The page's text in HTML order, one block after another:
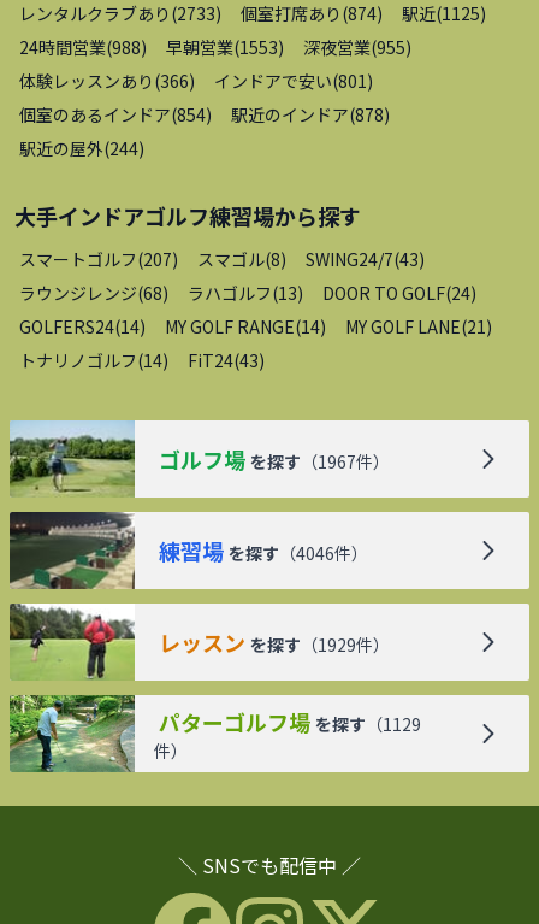
レンタルクラブあり (2733) 個室打席あり (874) 駅近(1125)
24時間営業(988) 早朝営業(1553) 深夜営業(955)
体験レッスンあり (366) インドアで安い(801)
個室のあるインドア(854) 駅近のインドア(878)
駅近の屋外(244)
大手インドアゴルフ練習場から探す
スマートゴルフ(207) スマゴル(8) SWING24/7(43)
ラウンジレンジ(68) ラハゴルフ(13) DOOR TO GOLF(24)
GOLFERS24(14) MY GOLF RANGE(14) MY GOLF LANE(21)
トナリノゴルフ(14) FiT24(43)
ゴルフ場 を探す （1967件）
練習場 を探す （4046件）
レッスン を探す （1929件）
パターゴルフ場 を探す （1129
件）
＼ SNSでも配信中 ／